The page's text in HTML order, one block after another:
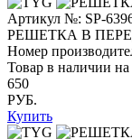
Артикул №: SP-
РЕШЕТКА В
Номер
Товар в наличии на
650
РУБ.
Купить